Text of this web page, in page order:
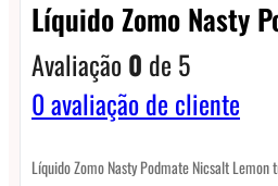
Líquido Zomo Nasty
Avaliação0 de 5
0avaliação de cliente
Líquido Zomo Nasty Podmate Nicsalt